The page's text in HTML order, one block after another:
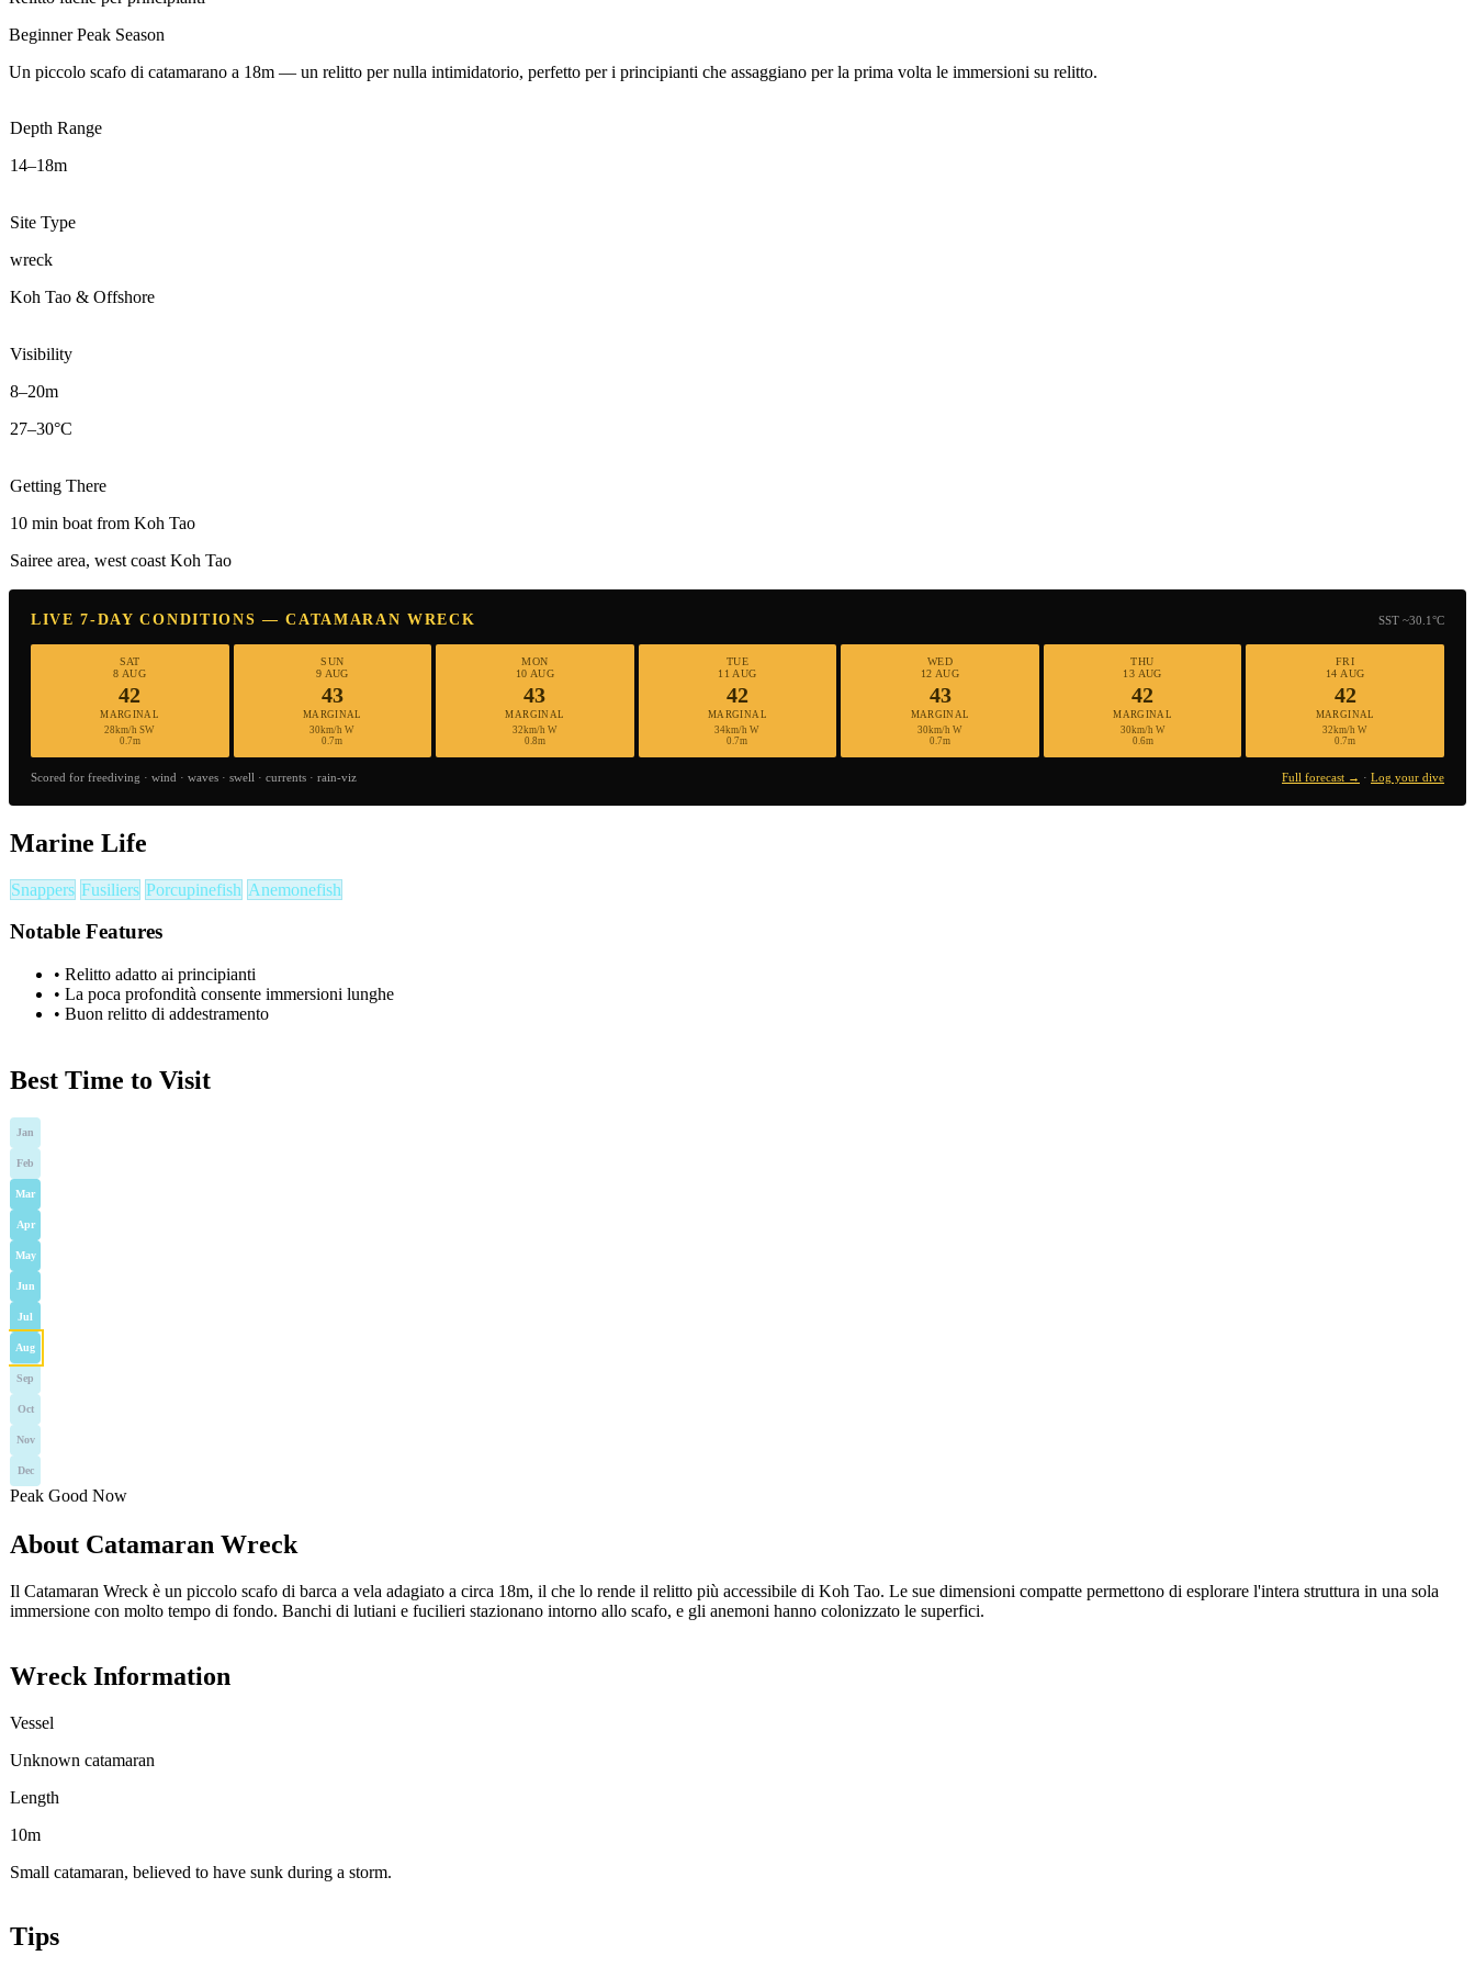
BeginnerPeak Season
Un piccolo scafo di catamarano a 18m — un relitto per nulla intimidatorio, perfetto per i principianti che assaggiano per la prima volta le immersioni su relitto.
Depth Range
14–18m
Site Type
wreck
Koh Tao & Offshore
Visibility
8–20m
27–30°C
Getting There
10 min boat from Koh Tao
Sairee area, west coast Koh Tao
LIVE 7-DAY CONDITIONS — CATAMARAN WRECK SST ~30.1°C
SAT
8 AUG
42
MARGINAL
28km/h SW
0.7m
SUN
9 AUG
43
MARGINAL
30km/h W
0.7m
MON
10 AUG
43
MARGINAL
32km/h W
0.8m
TUE
11 AUG
42
MARGINAL
34km/h W
0.7m
WED
12 AUG
43
MARGINAL
30km/h W
0.7m
THU
13 AUG
42
MARGINAL
30km/h W
0.6m
FRI
14 AUG
42
MARGINAL
32km/h W
0.7m
Scored for freediving · wind · waves · swell · currents · rain-viz Full forecast → · Log your dive
Marine Life
Snappers Fusiliers Porcupinefish Anemonefish
Notable Features
• Relitto adatto ai principianti
• La poca profondità consente immersioni lunghe
• Buon relitto di addestramento
Best Time to Visit
Jan
Feb
Mar
Apr
May
Jun
Jul
Aug
Sep
Oct
Nov
Dec
Peak Good Now
About Catamaran Wreck
Il Catamaran Wreck è un piccolo scafo di barca a vela adagiato a circa 18m, il che lo rende il relitto più accessibile di Koh Tao. Le sue dimensioni compatte permettono di esplorare l'intera struttura in una sola
immersione con molto tempo di fondo. Banchi di lutiani e fucilieri stazionano intorno allo scafo, e gli anemoni hanno colonizzato le superfici.
Wreck Information
Vessel
Unknown catamaran
Length
10m
Small catamaran, believed to have sunk during a storm.
Tips